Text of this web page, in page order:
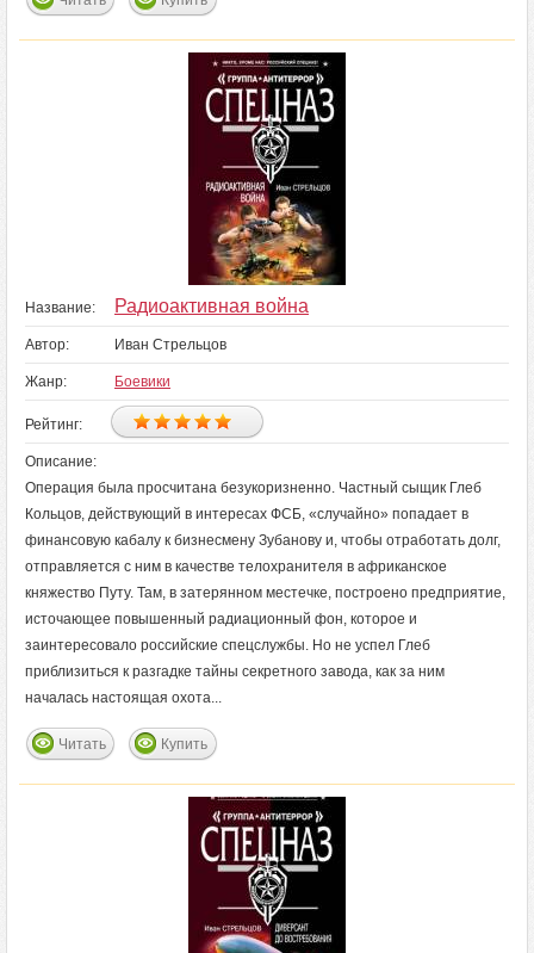
Название: Радиоактивная война
Автор: Иван Стрельцов
Жанр: Боевики
Рейтинг:
Описание:
Операция была просчитана безукоризненно. Частный сыщик Глеб
Кольцов, действующий в интересах ФСБ, «случайно» попадает в
финансовую кабалу к бизнесмену Зубанову и, чтобы отработать долг,
отправляется с ним в качестве телохранителя в африканское
княжество Путу. Там, в затерянном местечке, построено предприятие,
источающее повышенный радиационный фон, которое и
заинтересовало российские спецслужбы. Но не успел Глеб
приблизиться к разгадке тайны секретного завода, как за ним
началась настоящая охота...
Читать Купить